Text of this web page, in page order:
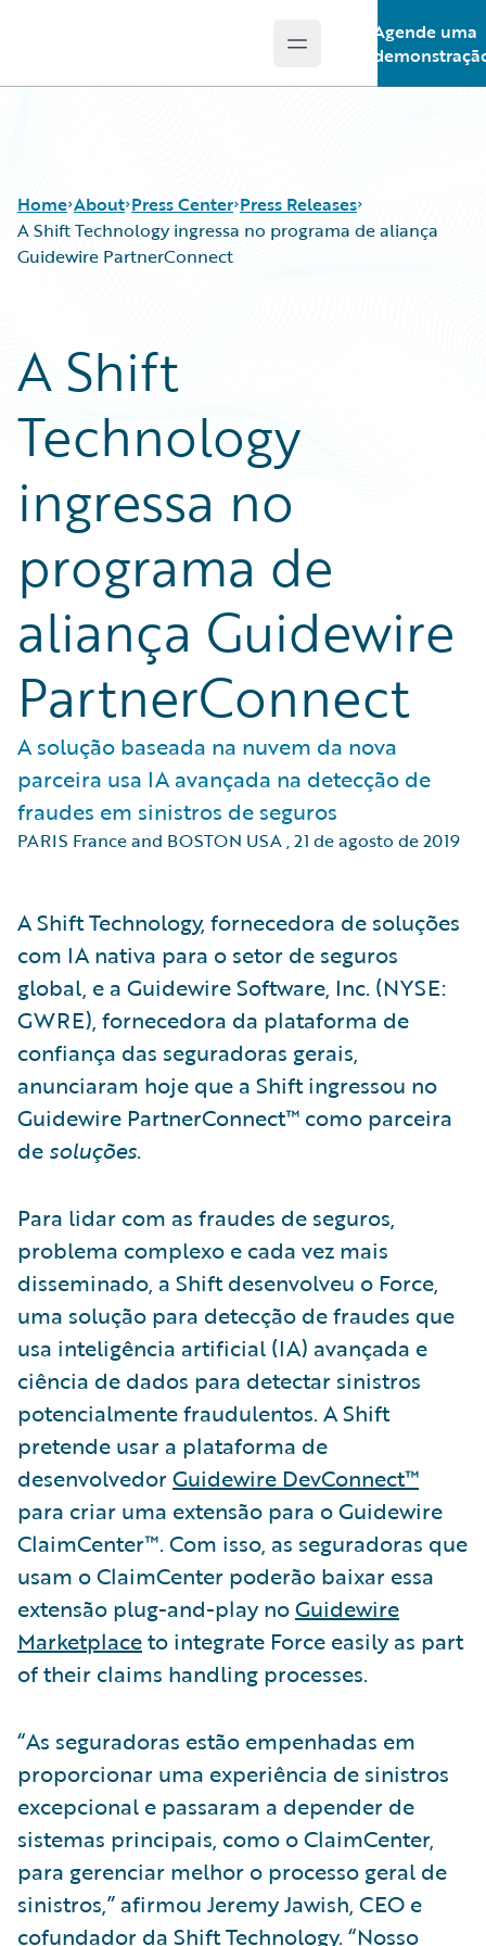
Open main menu
Agende uma
Home About Press Center Press Releases
A Shift Technology ingressa no programa de aliança
Guidewire PartnerConnect
A Shift
Technology
ingressa no
programa de
aliança Guidewire
PartnerConnect
A solução baseada na nuvem da nova
parceira usa IA avançada na detecção de
fraudes em sinistros de seguros
PARIS France and BOSTON USA,21 de agosto de 2019
A Shift Technology, fornecedora de soluções
com IA nativa para o setor de seguros
global, e a Guidewire Software, Inc. (NYSE:
GWRE), fornecedora da plataforma de
confiança das seguradoras gerais,
anunciaram hoje que a Shift ingressou no
Guidewire PartnerConnect™ como parceira
de soluções.
Para lidar com as fraudes de seguros,
problema complexo e cada vez mais
disseminado, a Shift desenvolveu o Force,
uma solução para detecção de fraudes que
usa inteligência artificial (IA) avançada e
ciência de dados para detectar sinistros
potencialmente fraudulentos. A Shift
pretende usar a plataforma de
desenvolvedorGuidewire DevConnect™
para criar uma extensão para o Guidewire
ClaimCenter™. Com isso, as seguradoras que
usam o ClaimCenter poderão baixar essa
extensão plug-and-play noGuidewire
Marketplaceto integrate Force easily as part
of their claims handling processes.
“As seguradoras estão empenhadas em
proporcionar uma experiência de sinistros
excepcional e passaram a depender de
sistemas principais, como o ClaimCenter,
para gerenciar melhor o processo geral de
sinistros,” afirmou Jeremy Jawish, CEO e
cofundador da Shift Technology. “Nosso